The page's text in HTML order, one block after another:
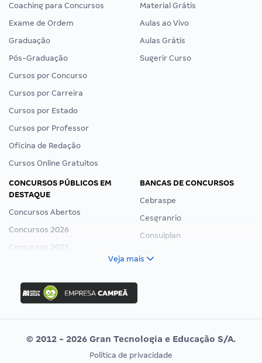
Coaching para Concursos
Exame de Ordem
Graduação
Pós-Graduação
Cursos por Concurso
Cursos por Carreira
Cursos por Estado
Cursos por Professor
Oficina de Redação
Cursos Online Gratuitos
Material Grátis
Aulas ao Vivo
Aulas Grátis
Sugerir Curso
CONCURSOS PÚBLICOS EM
DESTAQUE
Concursos Abertos
Concursos 2026
Concursos 2025
Concurso Ibama
Concurso MPU
Editais publicados
BANCAS DE CONCURSOS
Cebraspe
Cesgranrio
Consulplan
Vunesp
CONCURSOS POR PROFISSÃO EXAME DE ORDEM
Veja mais
© 2012 - 2026 Gran Tecnologia e Educação S/A.
Política de privacidade